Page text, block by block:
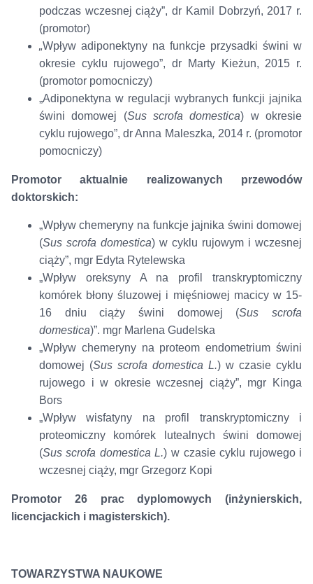
podczas wczesnej ciąży”, dr Kamil Dobrzyń, 2017 r.
(promotor)
„Wpływ adiponektyny na funkcje przysadki świni w
okresie cyklu rujowego”, dr Marty Kieżun, 2015 r.
(promotor pomocniczy)
„Adiponektyna w regulacji wybranych funkcji jajnika
świni domowej (Sus scrofa domestica) w okresie
cyklu rujowego”, dr Anna Maleszka, 2014 r. (promotor
pomocniczy)
Promotor aktualnie realizowanych przewodów
doktorskich:
„Wpływ chemeryny na funkcje jajnika świni domowej
(Sus scrofa domestica) w cyklu rujowym i wczesnej
ciąży”, mgr Edyta Rytelewska
„Wpływ oreksyny A na profil transkryptomiczny
komórek błony śluzowej i mięśniowej macicy w 15-
16 dniu ciąży świni domowej (Sus scrofa
domestica)”. mgr Marlena Gudelska
„Wpływ chemeryny na proteom endometrium świni
domowej (Sus scrofa domestica L.) w czasie cyklu
rujowego i w okresie wczesnej ciąży”, mgr Kinga
Bors
„Wpływ wisfatyny na profil transkryptomiczny i
proteomiczny komórek lutealnych świni domowej
(Sus scrofa domestica L.) w czasie cyklu rujowego i
wczesnej ciąży, mgr Grzegorz Kopi
Promotor 26 prac dyplomowych (inżynierskich,
licencjackich i magisterskich).
TOWARZYSTWA NAUKOWE